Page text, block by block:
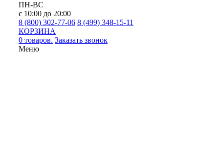
ПН-ВС
с 10:00 до 20:00
8 (800) 302-77-06 8 (499) 348-15-11
КОРЗИНА
0 товаров. Заказать звонок
Меню